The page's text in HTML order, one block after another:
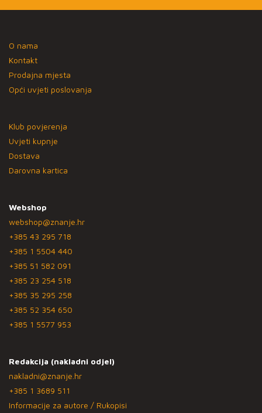
O nama
Kontakt
Prodajna mjesta
Opći uvjeti poslovanja
Klub povjerenja
Uvjeti kupnje
Dostava
Darovna kartica
Webshop
webshop@znanje.hr
+385 43 295 718
+385 1 5504 440
+385 51 582 091
+385 23 254 518
+385 35 295 258
+385 52 354 650
+385 1 5577 953
Redakcija (nakladni odjel)
nakladni@znanje.hr
+385 1 3689 511
Informacije za autore / Rukopisi